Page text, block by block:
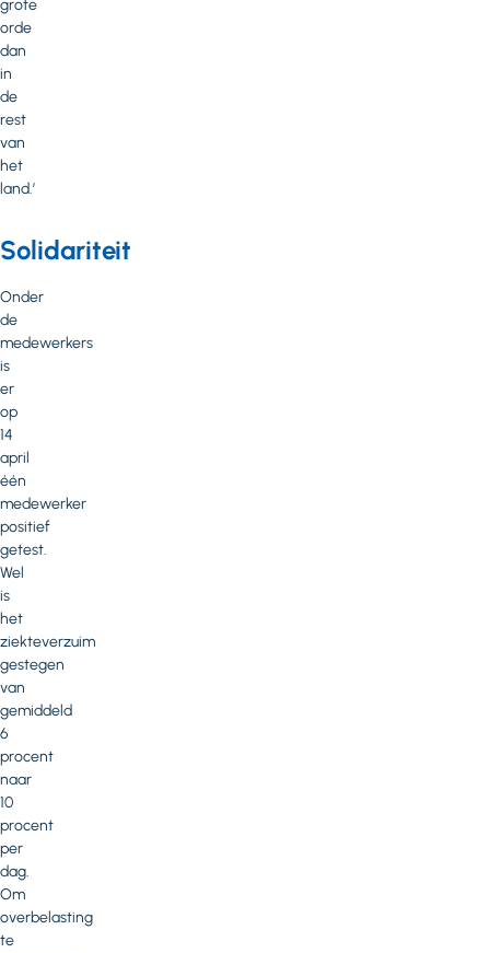
grote
orde
dan
in
de
rest
van
het
land.’
Solidariteit
Onder
de
medewerkers
is
er
op
14
april
één
medewerker
positief
getest.
Wel
is
het
ziekteverzuim
gestegen
van
gemiddeld
6
procent
naar
10
procent
per
dag.
Om
overbelasting
te